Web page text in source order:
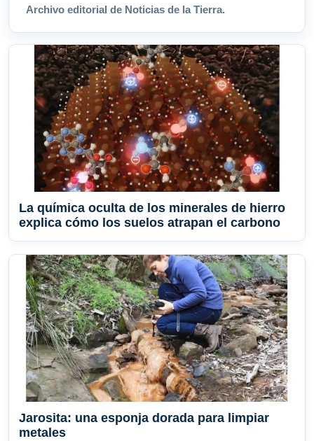
Archivo editorial de Noticias de la Tierra.
La química oculta de los minerales de hierro
explica cómo los suelos atrapan el carbono
Jarosita: una esponja dorada para limpiar
metales